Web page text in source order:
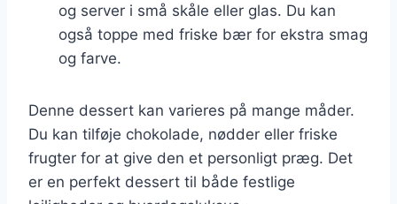
og server i små skåle eller glas. Du kan
også toppe med friske bær for ekstra smag
og farve.
Denne dessert kan varieres på mange måder.
Du kan tilføje chokolade, nødder eller friske
frugter for at give den et personligt præg. Det
er en perfekt dessert til både festlige